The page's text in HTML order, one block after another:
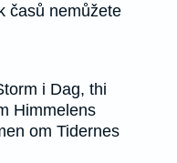
časů nemůžete
i Dag, thi
Himmelens
om Tidernes